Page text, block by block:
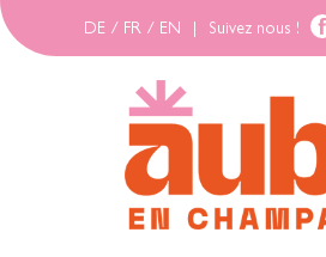
DE / FR / EN Suivez nous !